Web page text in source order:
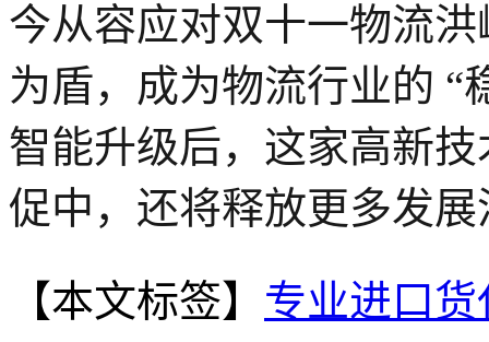
今从容应对双十一物流
为盾，成为物流行业的 “
智能升级后，这家高新
促中，还将释放更多发展
【本文标签】 专业进口货